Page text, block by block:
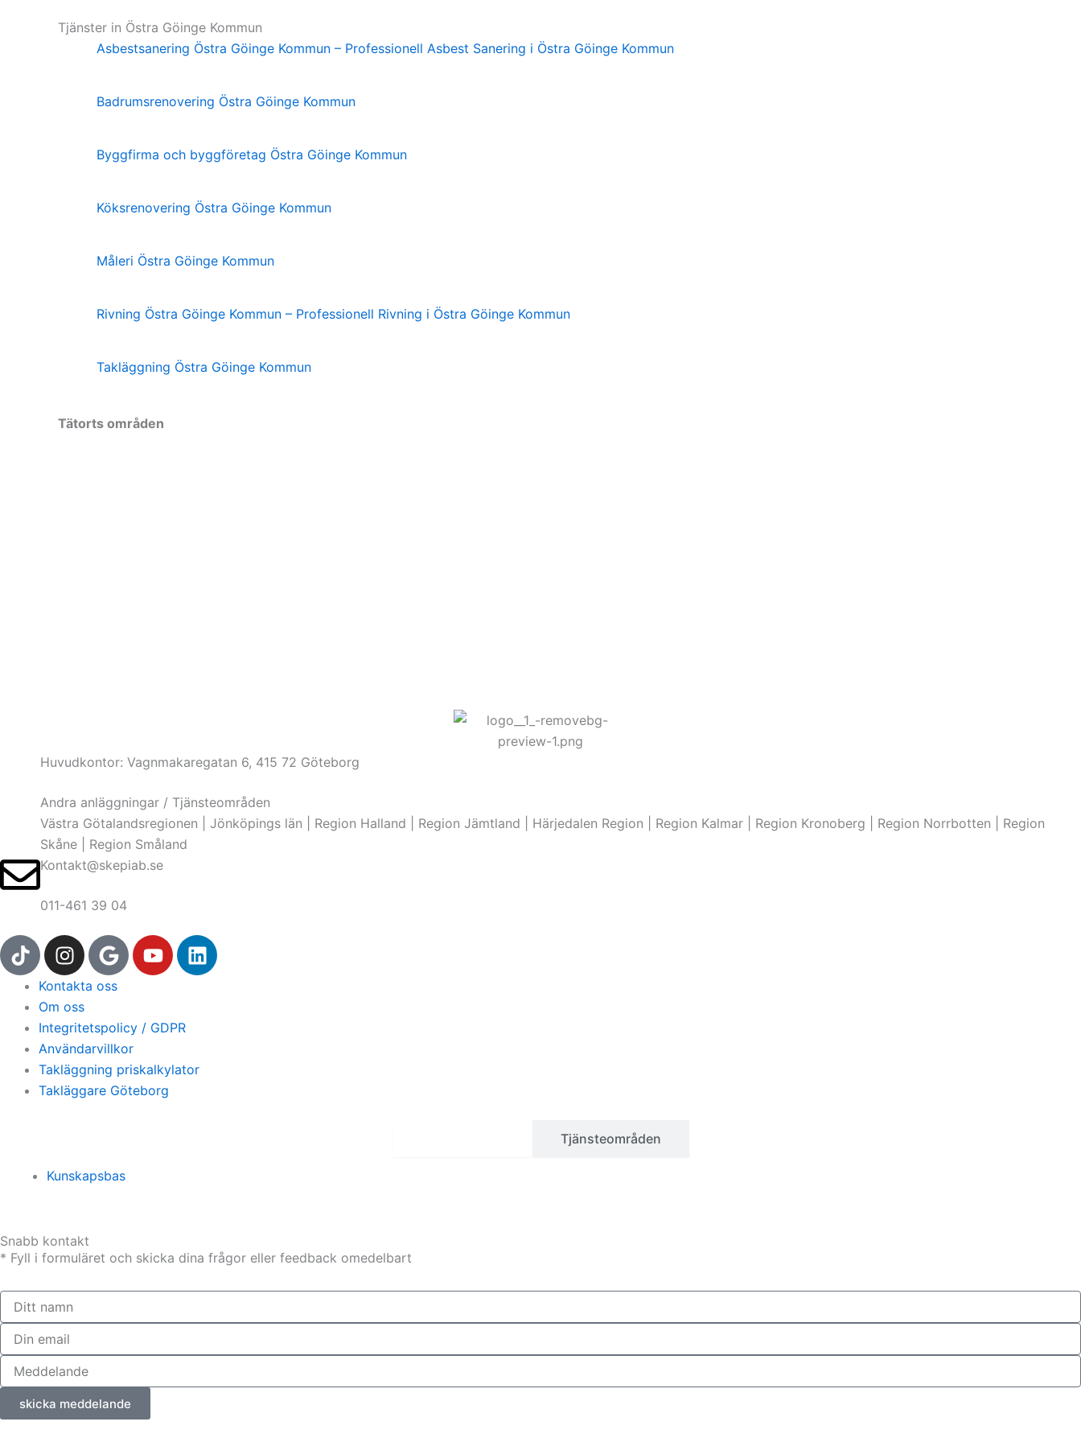
Tjänster in Östra Göinge Kommun
Asbestsanering Östra Göinge Kommun – Professionell Asbest Sanering i Östra Göinge Kommun
Badrumsrenovering Östra Göinge Kommun
Byggfirma och byggföretag Östra Göinge Kommun
Köksrenovering Östra Göinge Kommun
Måleri Östra Göinge Kommun
Rivning Östra Göinge Kommun – Professionell Rivning i Östra Göinge Kommun
Takläggning Östra Göinge Kommun
Tätorts områden
Huvudkontor: Vagnmakaregatan 6, 415 72 Göteborg
Andra anläggningar / Tjänsteområden
Västra Götalandsregionen | Jönköpings län | Region Halland | Region Jämtland | Härjedalen Region | Region Kalmar | Region Kronoberg | Region Norrbotten | Region
Skåne | Region Småland
Kontakt@skepiab.se
011-461 39 04
T
i
k
t
o
k
I
n
s
t
a
g
r
a
m
G
o
o
l
e
Y
o
u
e
L
i
i
Kontakta oss
Om oss
Integritetspolicy / GDPR
Användarvillkor
Takläggning priskalkylator
Takläggare Göteborg
Tjänsteområden
Kunskapsbas
Snabb kontakt
* Fyll i formuläret och skicka dina frågor eller feedback omedelbart
skicka meddelande